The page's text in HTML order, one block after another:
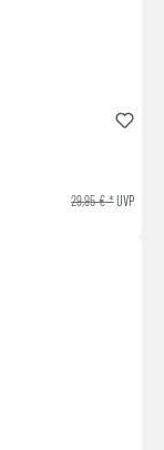
29,95 € *UVP